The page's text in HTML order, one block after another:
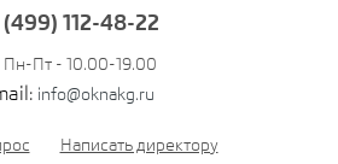
(499) 112-48-22
Пн-Пт - 10.00-19.00
info@oknakg.ru
Написать директору